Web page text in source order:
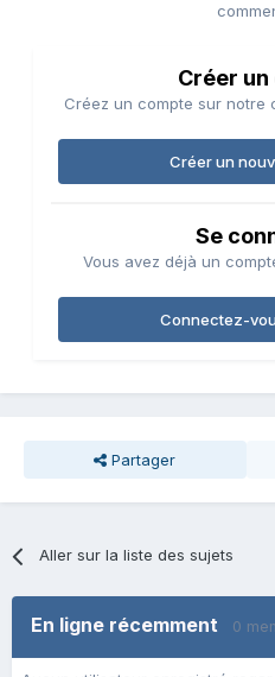
Créer
Créez un compte sur notre
Créer un
Se
Vous avez déjà un
Connectez-
Partager
Aller sur la liste des sujets
En ligne récemment 0